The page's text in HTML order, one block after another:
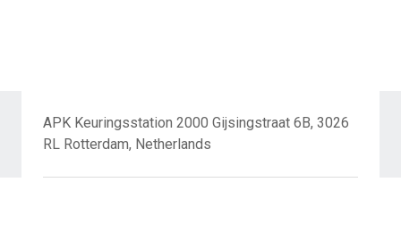
APK Keuringsstation 2000 Gijsingstraat 6B, 3026
RL Rotterdam, Netherlands